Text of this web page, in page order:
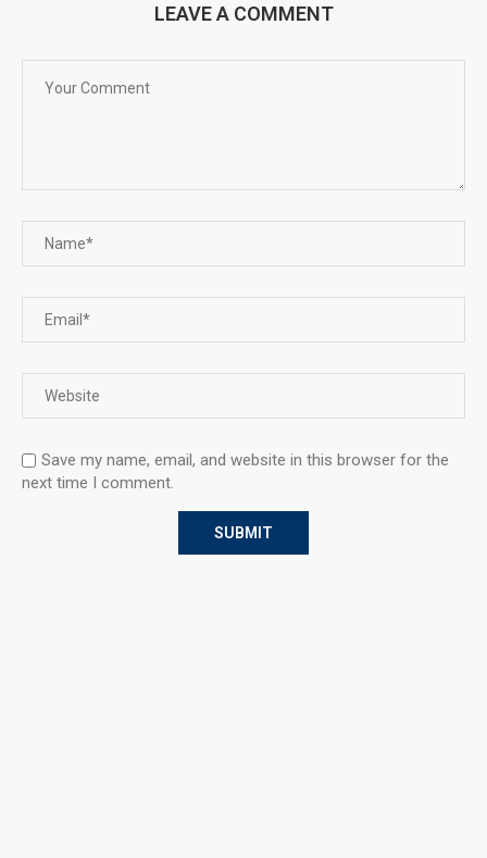
LEAVE A COMMENT
Save my name, email, and website in this browser for the
next time I comment.